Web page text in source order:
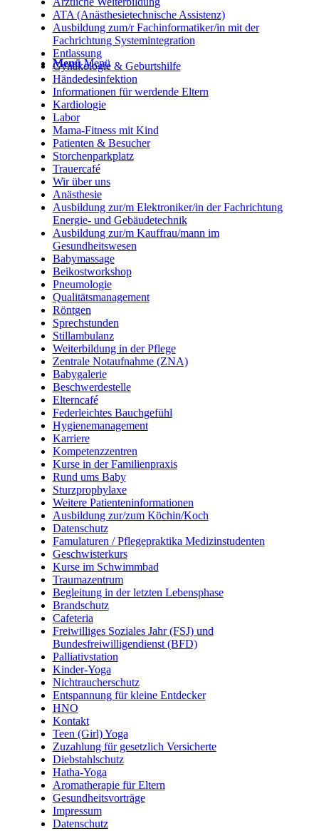
Menü Menü
ATA (Anästhesietechnische Assistenz)
Ausbildung zum/r Fachinformatiker/in mit der
Fachrichtung Systemintegration
Entlassung
Gynäkologie & Geburtshilfe
Händedesinfektion
Informationen für werdende Eltern
Kardiologie
Labor
Mama-Fitness mit Kind
Patienten & Besucher
Storchenparkplatz
Trauercafé
Wir über uns
Anästhesie
Ausbildung zur/m Elektroniker/in der Fachrichtung
Energie- und Gebäudetechnik
Ausbildung zur/m Kauffrau/mann im
Gesundheitswesen
Babymassage
Beikostworkshop
Pneumologie
Qualitätsmanagement
Röntgen
Sprechstunden
Stillambulanz
Weiterbildung in der Pflege
Zentrale Notaufnahme (ZNA)
Babygalerie
Beschwerdestelle
Elterncafé
Federleichtes Bauchgefühl
Hygienemanagement
Karriere
Kompetenzzentren
Kurse in der Familienpraxis
Rund ums Baby
Sturzprophylaxe
Weitere Patienteninformationen
Ausbildung zur/zum Köchin/Koch
Datenschutz
Famulaturen / Pflegepraktika Medizinstudenten
Geschwisterkurs
Kurse im Schwimmbad
Traumazentrum
Begleitung in der letzten Lebensphase
Brandschutz
Cafeteria
Freiwilliges Soziales Jahr (FSJ) und
Bundesfreiwilligendienst (BFD)
Palliativstation
Kinder-Yoga
Nichtraucherschutz
Entspannung für kleine Entdecker
HNO
Kontakt
Teen (Girl) Yoga
Zuzahlung für gesetzlich Versicherte
Diebstahlschutz
Hatha-Yoga
Aromatherapie für Eltern
Gesundheitsvorträge
Impressum
Datenschutz